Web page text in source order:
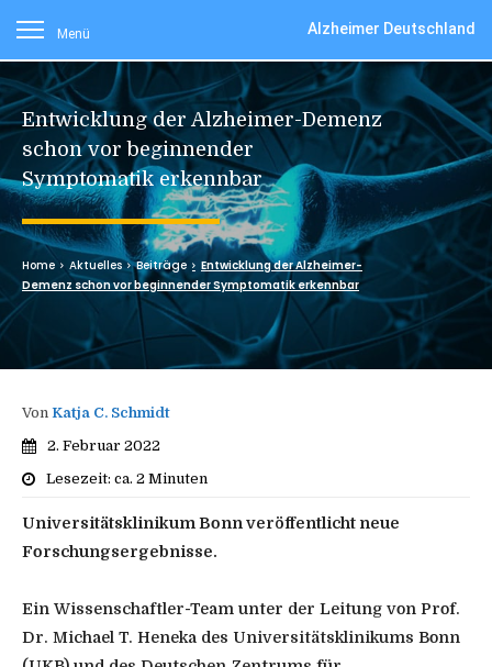
Entwicklung der Alzheimer-Demenz
schon vor beginnender
Symptomatik erkennbar
Home Aktuelles Beiträge
Entwicklung der Alzheimer-
Demenz schon vor beginnender Symptomatik erkennbar
Von Katja C. Schmidt
2. Februar 2022
Lesezeit: ca. 2 Minuten
Universitätsklinikum Bonn veröffentlicht neue
Forschungsergebnisse.
Ein Wissenschaftler-Team unter der Leitung von Prof.
Dr. Michael T. Heneka des Universitätsklinikums Bonn
Menü Alzheimer Deutschland